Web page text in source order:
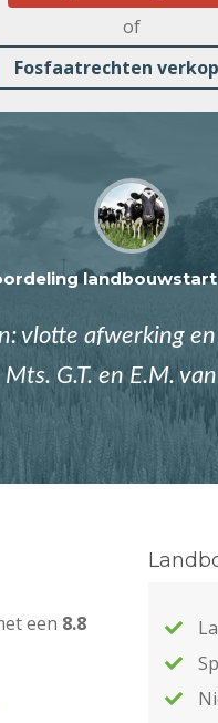
of
Fosfaatrechten
vlotte afwerking
Mts. G.T. en E.M.
een 8.8